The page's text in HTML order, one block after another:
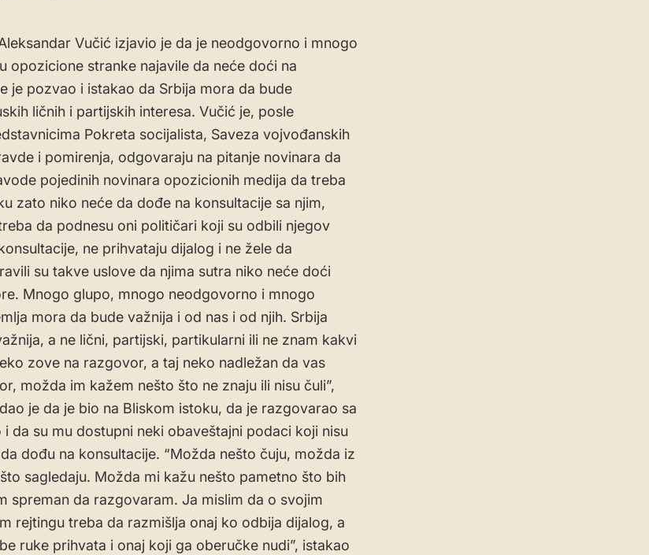
Vučić izjavio je da je neodgovorno i mnogo
opozicione stranke najavile da neće doći na
je pozvao i istakao da Srbija mora da bude
ličnih i partijskih interesa. Vučić je, posle
Pokreta socijalista, Saveza vojvođanskih
i pomirenja, odgovaraju na pitanje novinara da
pojedinih novinara opozicionih medija da treba
zato niko neće da dođe na konsultacije sa njim,
da podnesu oni političari koji su odbili njegov
ne prihvataju dijalog i ne žele da
su takve uslove da njima sutra niko neće doći
Mnogo glupo, mnogo neodgovorno i mnogo
mora da bude važnija i od nas i od njih. Srbija
a ne lični, partijski, partikularni ili ne znam kakvi
zove na razgovor, a taj neko nadležan da vas
možda im kažem nešto što ne znaju ili nisu čuli”,
je da je bio na Bliskom istoku, da je razgovarao sa
i da su mu dostupni neki obaveštajni podaci koji nisu
dođu na konsultacije. “Možda nešto čuju, možda iz
sagledaju. Možda mi kažu nešto pametno što bih
spreman da razgovaram. Ja mislim da o svojim
rejtingu treba da razmišlja onaj ko odbija dijalog, a
ruke prihvata i onaj koji ga oberučke nudi”, istakao